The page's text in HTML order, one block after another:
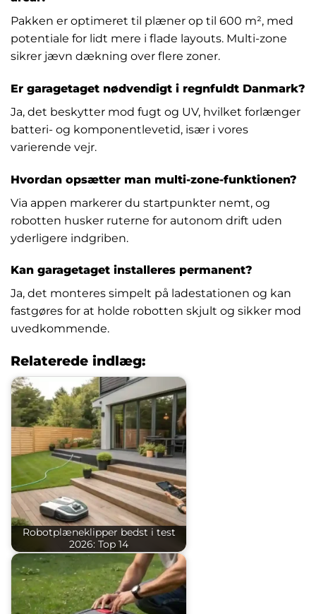
Pakken er optimeret til plæner op til 600 m², med
potentiale for lidt mere i flade layouts. Multi-zone
sikrer jævn dækning over flere zoner.
Er garagetaget nødvendigt i regnfuldt Danmark?
Ja, det beskytter mod fugt og UV, hvilket forlænger
batteri- og komponentlevetid, især i vores
varierende vejr.
Hvordan opsætter man multi-zone-funktionen?
Via appen markerer du startpunkter nemt, og
robotten husker ruterne for autonom drift uden
yderligere indgriben.
Kan garagetaget installeres permanent?
Ja, det monteres simpelt på ladestationen og kan
fastgøres for at holde robotten skjult og sikker mod
uvedkommende.
Relaterede indlæg:
Robotplæneklipper bedst i test
2026: Top 14